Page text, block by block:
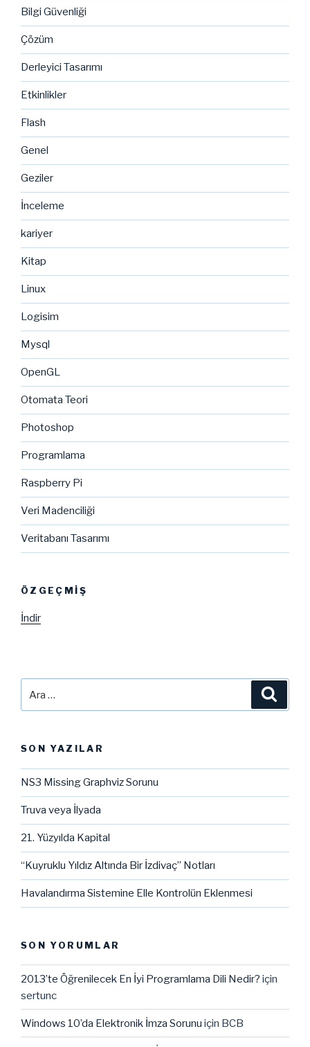
Bilgi Güvenliği
Çözüm
Derleyici Tasarımı
Etkinlikler
Flash
Genel
Geziler
İnceleme
kariyer
Kitap
Linux
Logisim
Mysql
OpenGL
Otomata Teori
Photoshop
Programlama
Raspberry Pi
Veri Madenciliği
Veritabanı Tasarımı
ÖZGEÇMIŞ
İndir
SON YAZILAR
NS3 Missing Graphviz Sorunu
Truva veya İlyada
21. Yüzyılda Kapital
“Kuyruklu Yıldız Altında Bir İzdivaç” Notları
Havalandırma Sistemine Elle Kontrolün Eklenmesi
SON YORUMLAR
2013’te Öğrenilecek En İyi Programlama Dili Nedir? için
sertunc
Windows 10’da Elektronik İmza Sorunu için BCB